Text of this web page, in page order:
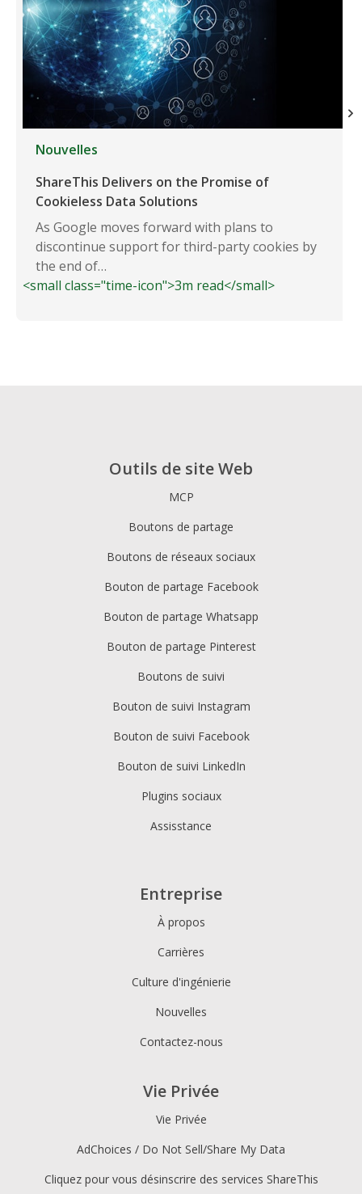
Nouvelles
ShareThis Delivers on the Promise of
Cookieless Data Solutions
As Google moves forward with plans to
discontinue support for third-party cookies by
the end of…
<small class="time-icon">3m read</small>
Outils de site Web
MCP
Boutons de partage
Boutons de réseaux sociaux
Bouton de partage Facebook
Bouton de partage Whatsapp
Bouton de partage Pinterest
Boutons de suivi
Bouton de suivi Instagram
Bouton de suivi Facebook
Bouton de suivi LinkedIn
Plugins sociaux
Assisstance
Entreprise
À propos
Carrières
Culture d'ingénierie
Nouvelles
Contactez-nous
Vie Privée
Vie Privée
AdChoices / Do Not Sell/Share My Data
Cliquez pour vous désinscrire des services ShareThis